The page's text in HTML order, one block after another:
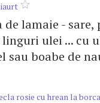
de lamaie - sare,
linguri ulei ... cu
sau boabe de
rosie cu hrean la